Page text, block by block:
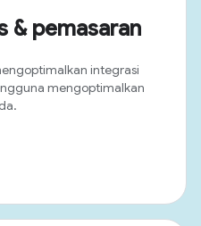
& pemasaran
integrasi
mengoptimalkan